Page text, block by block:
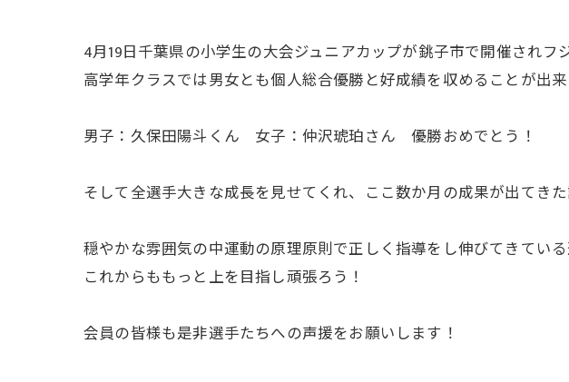
4月19日千葉県の小学生の大会ジュニアカップが銚子市で開催されフ
高学年クラスでは男女とも個人総合優勝と好成績を収めることが出来
男子：久保田陽斗くん 女子：仲沢琥珀さん 優勝おめでとう！
そして全選手大きな成長を見せてくれ、ここ数か月の成果が出てきた
穏やかな雰囲気の中運動の原理原則で正しく指導をし伸びてきている
これからももっと上を目指し頑張ろう！
会員の皆様も是非選手たちへの声援をお願いします！